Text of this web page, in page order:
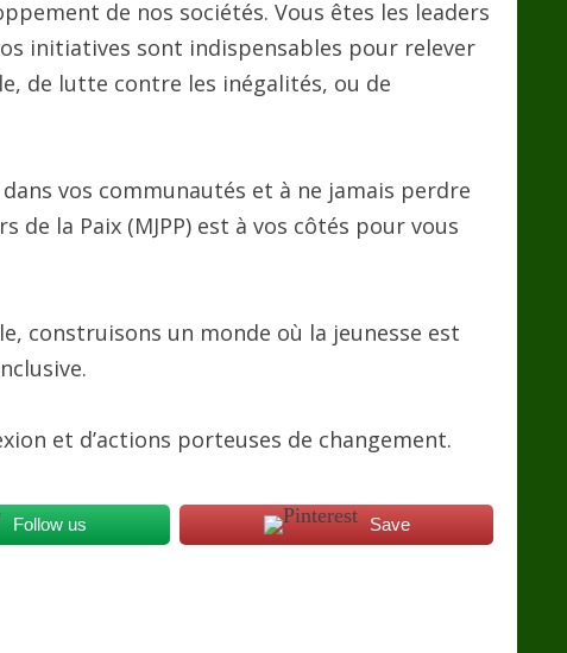
de nos sociétés. Vous êtes les leaders
initiatives sont indispensables pour relever
de lutte contre les inégalités, ou de
vos communautés et à ne jamais perdre
de la Paix (MJPP) est à vos côtés pour vous
construisons un monde où la jeunesse est
et d’actions porteuses de changement.
Follow us Save